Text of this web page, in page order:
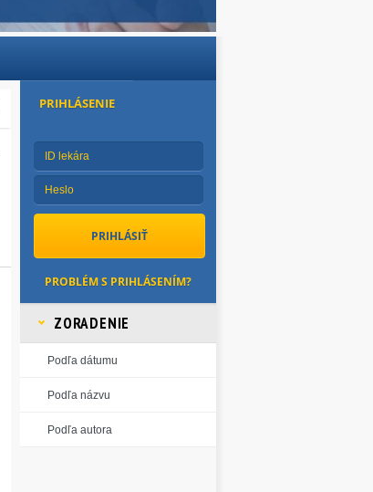
PRIHLÁSENIE
PROBLÉM S PRIHLÁSENÍM?
ZORADENIE
Podľa dátumu
Podľa názvu
Podľa autora